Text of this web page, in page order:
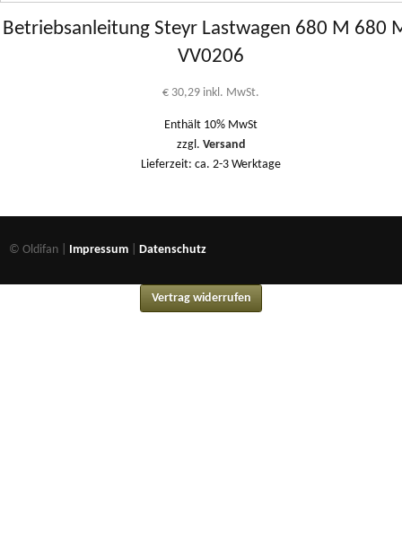
Betriebsanleitung Steyr Lastwagen 680 M 680
VV0206
€ 30,29 inkl. MwSt.
Enthält 10% MwSt
zzgl. Versand
Lieferzeit: ca. 2-3 Werktage
© Oldifan | Impressum Datenschutz
Vertrag widerrufen